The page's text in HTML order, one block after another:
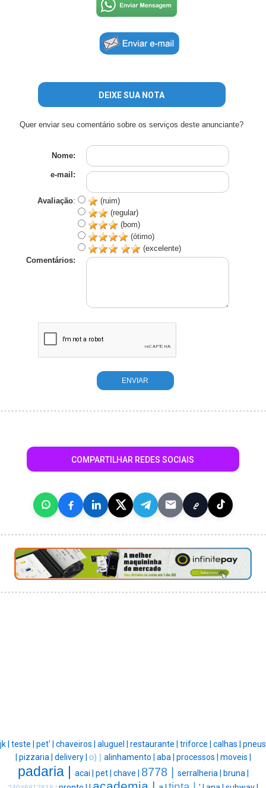
DEIXE SUA NOTA
Quer enviar seu comentário sobre os serviços deste anunciante?
Nome:
e-mail:
Avaliação:
(ruim)
(regular)
(bom)
(ótimo)
(excelente)
Comentários:
COMPARTILHAR REDES SOCIAIS
jk | teste | pet' | chaveiros | aluguel | restaurante | triforce | calhas | pneus
pizzaria | delivery | o) | alinhamento | aba | processos | moveis |
padaria | acai | pet | chave | 8778 | serralheria | bruna |